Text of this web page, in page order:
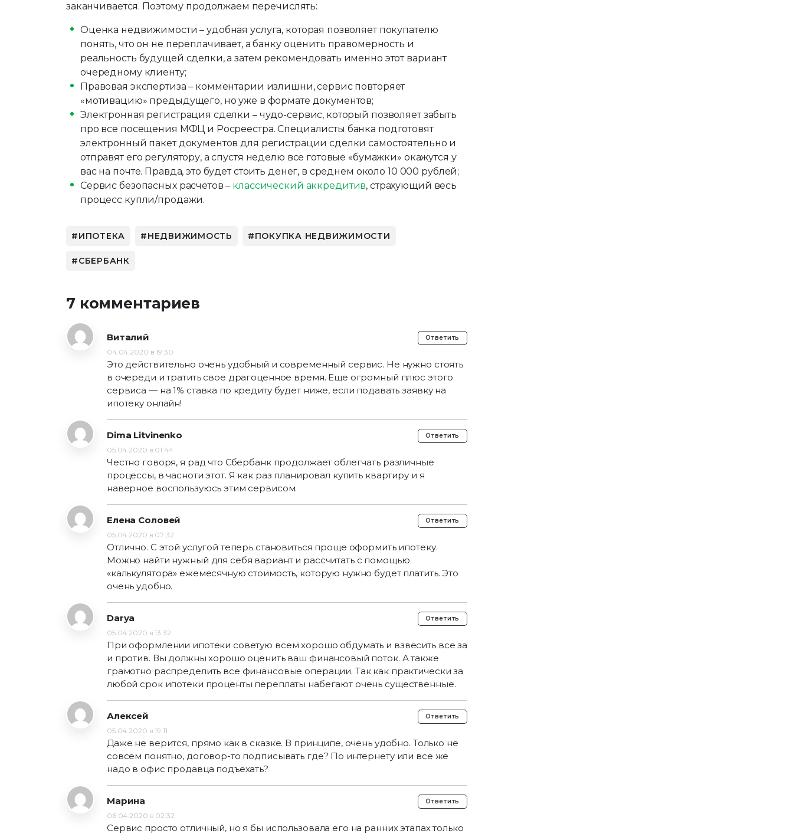
заканчивается. Поэтому продолжаем перечислять:
Оценка недвижимости – удобная услуга, которая позволяет покупателю
понять, что он не переплачивает, а банку оценить правомерность и
реальность будущей сделки, а затем рекомендовать именно этот вариант
очередному клиенту;
Правовая экспертиза – комментарии излишни, сервис повторяет
«мотивацию» предыдущего, но уже в формате документов;
Электронная регистрация сделки – чудо-сервис, который позволяет забыть
про все посещения МФЦ и Росреестра. Cпециалисты банка подготовят
электронный пакет документов для регистрации сделки самостоятельно и
отправят его регулятору, а спустя неделю все готовые «бумажки» окажутся у
вас на почте. Правда, это будет стоить денег, в среднем около 10 000 рублей;
Сервис безопасных расчетов – классический аккредитив, страхующий весь
процесс купли/продажи.
ИПОТЕКА НЕДВИЖИМОСТЬ ПОКУПКА НЕДВИЖИМОСТИ
СБЕРБАНК
7 комментариев
Виталий Ответить
04.04.2020 в 19:30
Это действительно очень удобный и современный сервис. Не нужно стоять
в очереди и тратить свое драгоценное время. Еще огромный плюс этого
сервиса — на 1% ставка по кредиту будет ниже, если подавать заявку на
ипотеку онлайн!
Dima Litvinenko Ответить
05.04.2020 в 01:44
Честно говоря, я рад что Сбербанк продолжает облегчать различные
процессы, в часноти этот. Я как раз планировал купить квартиру и я
наверное воспользуюсь этим сервисом.
Елена Соловей Ответить
05.04.2020 в 07:32
Отлично. С этой услугой теперь становиться проще оформить ипотеку.
Можно найти нужный для себя вариант и рассчитать с помощью
«калькулятора» ежемесячную стоимость, которую нужно будет платить. Это
очень удобно.
Darya Ответить
05.04.2020 в 13:32
При оформлении ипотеки советую всем хорошо обдумать и взвесить все за
и против. Вы должны хорошо оценить ваш финансовый поток. А также
грамотно распределить все финансовые операции. Так как практически за
любой срок ипотеки проценты переплаты набегают очень существенные.
Алексей Ответить
05.04.2020 в 19:11
Даже не верится, прямо как в сказке. В принципе, очень удобно. Только не
совсем понятно, договор-то подписывать где? По интернету или все же
надо в офис продавца подъехать?
Марина Ответить
06.04.2020 в 02:32
Сервис просто отличный, но я бы использовала его на ранних этапах только